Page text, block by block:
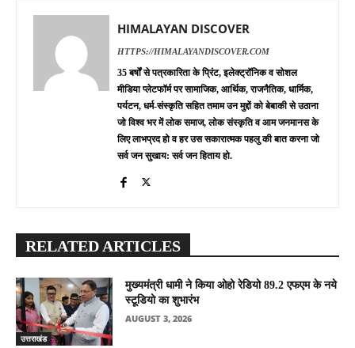
HIMALAYAN DISCOVER
HTTPS://HIMALAYANDISCOVER.COM
35 बर्षों से पत्रकारिता के प्रिंट, इलेक्ट्रॉनिक व सोशल
मीडिया प्लेटफॉर्म पर सामाजिक, आर्थिक, राजनैतिक, धार्मिक,
पर्यटन, धर्म-संस्कृति सहित तमाम उन मुद्दों को बेबाकी से उठाना
जो विश्व भर में लोक समाज, लोक संस्कृति व आम जनमानस के
लिए लाभप्रद हो व हर उस सकारात्मक पहलु की बात करना जो
सर्व जन सुखाय: सर्व जन हिताय हो.
RELATED ARTICLES
उत्तराखंड
मुख्यमंत्री धामी ने किया ओहो रेडियो 89.2 एफएम के नये
स्टूडियो का शुभारंभ
AUGUST 3, 2026